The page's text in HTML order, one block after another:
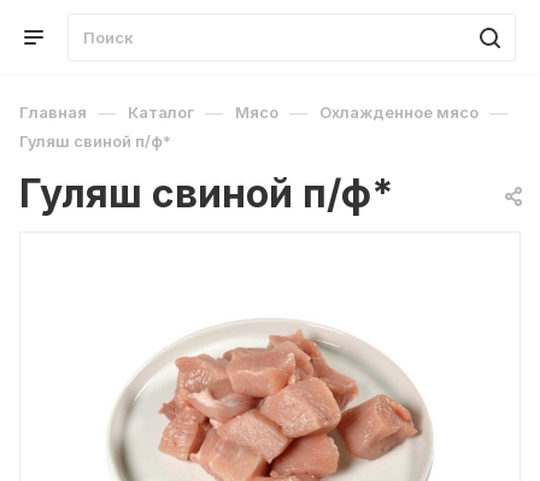
Главная — Каталог — Мясо — Охлажденное мясо —
Гуляш свиной п/ф*
Гуляш свиной п/ф*